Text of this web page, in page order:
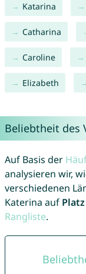
Katarina
Catharina
Caroline
Elizabeth
Beliebtheit des
Auf Basis der
analysieren wir,
verschiedenen
Katerina auf
Rangliste.